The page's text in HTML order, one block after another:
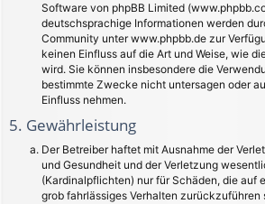
Software von phpBB Limited
deutschsprachige Informationen werden
Community unter www.phpbb.de zur
keinen Einfluss auf die Art und Weise, wie
wird. Sie können insbesondere die
bestimmte Zwecke nicht untersagen oder
Einfluss nehmen.
5. Gewährleistung
Der Betreiber haftet mit Ausnahme der
und Gesundheit und der Verletzung
(Kardinalpflichten) nur für Schäden, die auf
grob fahrlässiges Verhalten zurückzuführen